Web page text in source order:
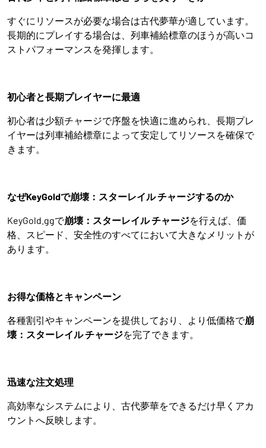
すぐにリソースが必要な場合は古代夢華が適しています。
長期的にプレイする場合は、列車補給標章のほうが高いコ
ストパフォーマンスを発揮します。
初心者と長期プレイヤーに最適
初心者は少額チャージで序盤を快適に進められ、長期プレ
イヤーは列車補給標章によって安定してリソースを確保で
きます。
なぜKeyGoldで崩壊：スターレイル チャージするのか
KeyGold.ggで崩壊：スターレイル チャージを行えば、価
格、スピード、安全性のすべてにおいて大きなメリットが
あります。
お得な価格とキャンペーン
各種割引やキャンペーンを提供しており、より低価格で崩
壊：スターレイル チャージを完了できます。
迅速な注文処理
高効率なシステムにより、古代夢華をできるだけ早くアカ
ウントへ反映します。